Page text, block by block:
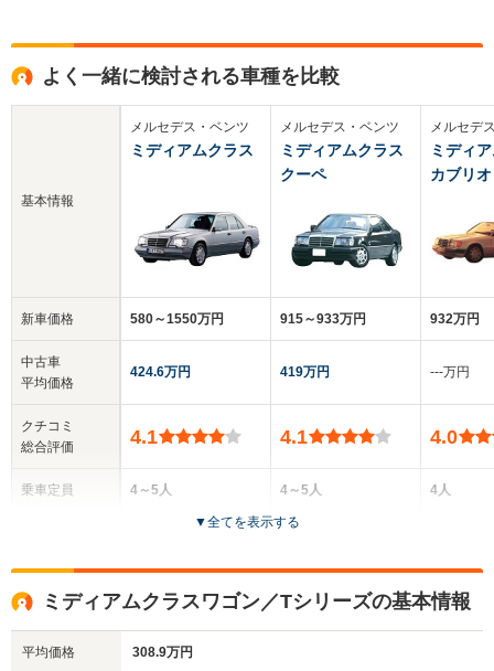
よく一緒に検討される車種を比較
基本情報
新車価格
中古車
平均価格
クチコミ
総合評価
乗車定員
メルセデス・ベンツ
ミディアムクラス
580～1550万円
424.6万円
4.1
4～5人
全高
1.41m～1.46m
メルセデス・ベンツ
ミディアムクラス
クーペ
915～933万円
419万円
4.1
4～5人
2ドア
1.4m
メルセデ
ミディ
カブリ
932万円
‐‐‐万円
4.0
4人
▼全てを表示する
ミディアムクラスワゴン／Tシリーズの基本情報
平均価格 308.9万円